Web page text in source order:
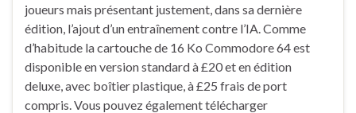
joueurs mais présentant justement, dans sa dernière
édition, l’ajout d’un entraînement contre l’IA. Comme
d’habitude la cartouche de 16 Ko Commodore 64 est
disponible en version standard à £20 et en édition
deluxe, avec boîtier plastique, à £25 frais de port
compris. Vous pouvez également télécharger